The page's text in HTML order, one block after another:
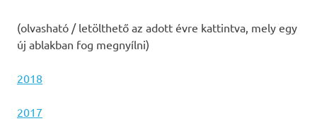
(olvasható / letölthető az adott évre kattintva, mely egy
új ablakban fog megnyílni)
2018
2017